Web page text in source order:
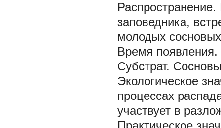
Распространение.
заповедника,
молодых
Время появления.
Субстрат.
Экологическое
процессах
участвует в
Практическое